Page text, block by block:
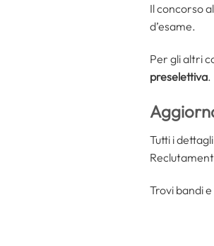
Il concorso
d’esame.
Per gli altri
preselettiva.
Tutti i
Trovi bandi